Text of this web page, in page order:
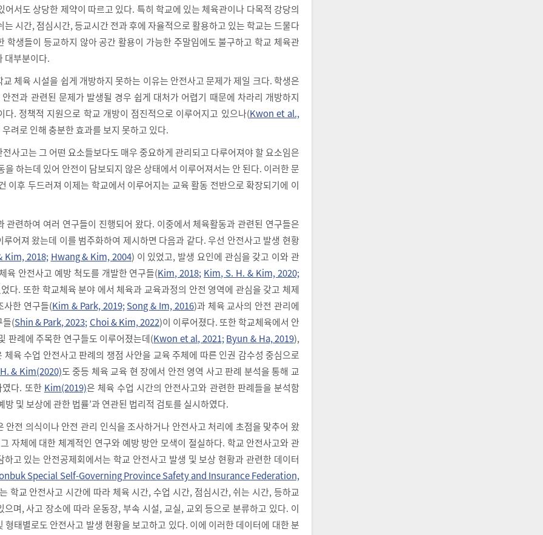
어서도 상당한 제약이 따르고 있다. 특히 학교에 있는 체육관이나 다목적 강당의
는 시간, 점심시간, 등교시간 전과 후에 자율적으로 활용하고 있는 학교는 드물다
학생들이 등교하지 않아 공간 활용이 가능한 주말임에도 불구하고 학교 체육관
대부분이다.
체육 시설을 쉽게 개방하지 못하는 이유는 안전사고 문제가 제일 크다. 학생은
전과 관련된 문제가 발생될 경우 쉽게 대처가 어렵기 때문에 차라리 개방하지
다. 정책적 지원으로 학교 개방이 점진적으로 이루어지고 있으나(Kwon et al.,
려로 인해 충분한 효과를 보지 못하고 있다.
사고는 그 어떤 요소들보다도 매우 중요하게 관리되고 다루어져야 할 요소임은
을 하는데 있어 안전이 담보되지 않은 상태에서 이루어져서는 안 된다. 이러한 문
이후 두드러져 이제는 학교에서 이루어지는 교육 활동 전반으로 확장되기에 이
관련하여 여러 연구들이 진행되어 왔다. 이중에서 체육활동과 관련된 연구들은
어져 왔는데 이를 범주화하여 제시하면 다음과 같다. 우선 안전사고 발생 현황
Kim, 2018; Hwang & Kim, 2004) 이 있었고, 발생 요인에 관심을 갖고 이와 관
육 안전사고 예방 척도를 개발한 연구들(Kim, 2018; Kim, S. H. & Kim, 2020;
다. 또한 학교체육 분야 에서 체육과 교육과정의 안전 영역에 관심을 갖고 체제
사한 연구들(Kim & Park, 2019; Song & Im, 2016)과 체육 교사의 안전 관리에
들(Shin & Park, 2023; Choi & Kim, 2022)이 이루어졌다. 또한 학교체육에서 안
판례에 주목한 연구들도 이루어졌는데(Kwon et al, 2021;Byun & Ha, 2019),
체육 수업 안전사고 판례의 쟁점 사안을 교육 주체에 따른 인권 감수성 중심으로
& Kim(2020)도 중등 체육 교육 현 장에서 안전 영역 사고 판례 분석을 통해 교
다. 또한 Kim(2019)은 체육 수업 시간의 안전사고와 관련한 판례들을 분석함
방 및 보상에 관한 법률’과 연관된 법리적 검토를 실시하였다.
안전 의식이나 안전 관리 인식을 조사하거나 안전사고 처리에 초점을 맞추어 왔
자체에 대한 체계적인 연구와 예방 방안 모색이 절실하다. 학교 안전사고와 관
하고 있는 안전공제회에서는 학교 안전사고 발생 및 보상 현황과 관련한 데이터
Special Self-Governing Province Safety and Insurance Federation,
학교 안전사고 시간에 따라 체육 시간, 수업 시간, 점심시간, 쉬는 시간, 등하교
으며, 사고 장소에 따라 운동장, 부속 시설, 교실, 교외 등으로 분류하고 있다. 이
형태별로도 안전사고 발생 현황을 보고하고 있다. 이에 이러한 데이터에 대한 분